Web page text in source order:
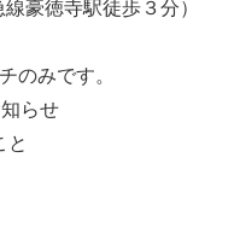
豪徳寺駅徒歩３分）
のみです。
らせ
と